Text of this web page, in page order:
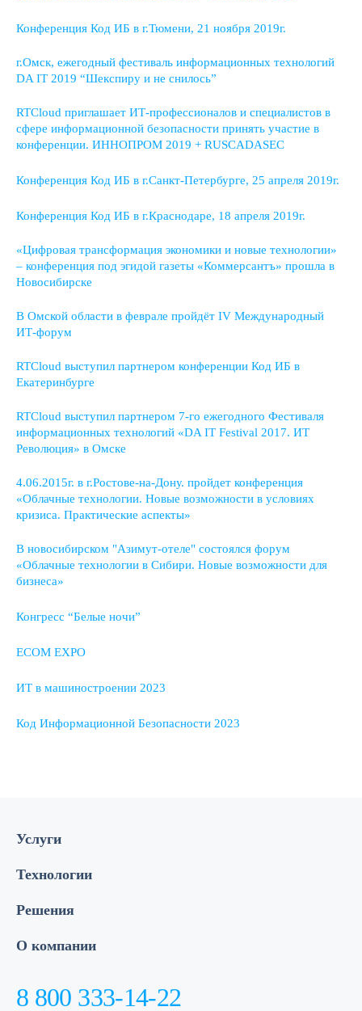
Конференция Код ИБ в г.Тюмени, 21 ноября 2019г.
г.Омск, ежегодный фестиваль информационных технологий
DA IT 2019 “Шекспиру и не снилось”
RTCloud приглашает ИТ-профессионалов и специалистов в
сфере информационной безопасности принять участие в
конференции. ИННОПРОМ 2019 + RUSCADASEC
Конференция Код ИБ в г.Санкт-Петербурге, 25 апреля 2019г.
Конференция Код ИБ в г.Краснодаре, 18 апреля 2019г.
«Цифровая трансформация экономики и новые технологии»
– конференция под эгидой газеты «Коммерсантъ» прошла в
Новосибирске
В Омской области в феврале пройдёт IV Международный
ИТ-форум
RTCloud выступил партнером конференции Код ИБ в
Екатеринбурге
RTCloud выступил партнером 7-го ежегодного Фестиваля
информационных технологий «DA IT Festival 2017. ИТ
Революция» в Омске
4.06.2015г. в г.Ростове-на-Дону. пройдет конференция
«Облачные технологии. Новые возможности в условиях
кризиса. Практические аспекты»
В новосибирском "Азимут-отеле" состоялся форум
«Облачные технологии в Сибири. Новые возможности для
бизнеса»
Конгресс “Белые ночи”
ECOM EXPO
ИТ в машиностроении 2023
Код Информационной Безопасности 2023
Услуги
Технологии
Решения
О компании
8 800 333-14-22